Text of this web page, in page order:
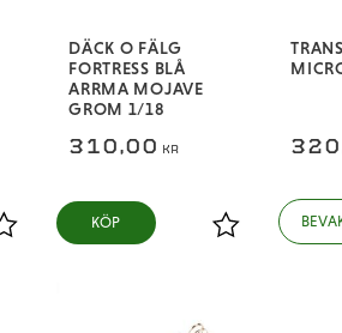
Lägg till i favoriter
DÄCK O FÄLG
FORTRESS BLÅ
ARRMA MOJAVE
GROM 1/18
310,00 KR
Lägg till i
KÖP